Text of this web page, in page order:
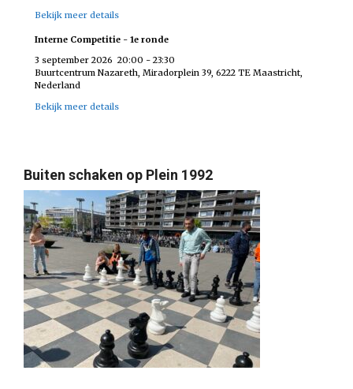
Bekijk meer details
Interne Competitie - 1e ronde
3 september 2026 20:00 - 23:30
Buurtcentrum Nazareth, Miradorplein 39, 6222 TE Maastricht,
Nederland
Bekijk meer details
Buiten schaken op Plein 1992